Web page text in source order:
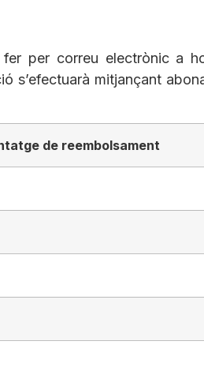
fer per correu electrònic a
s’efectuarà mitjançant
de reembolsament